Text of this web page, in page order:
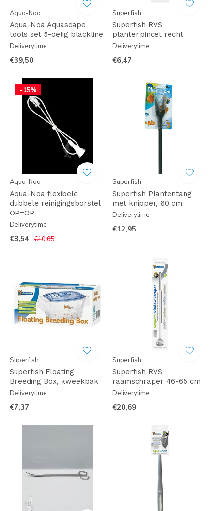
Aqua-Noa
Aqua-Noa Aquascape
tools set 5-delig blackline
Deliverytime
€39,50
Superfish
Superfish RVS
plantenpincet recht
Deliverytime
€6,47
-15%
Aqua-Noa
Aqua-Noa flexibele
dubbele reinigingsborstel
OP=OP
Deliverytime
€8,54 €10,05
Superfish
Superfish Plantentang
met knipper, 60 cm
Deliverytime
€12,95
Superfish
Superfish Floating
Breeding Box, kweekbak
Deliverytime
€7,37
Superfish
Superfish RVS
raamschraper 46-65 cm
Deliverytime
€20,69